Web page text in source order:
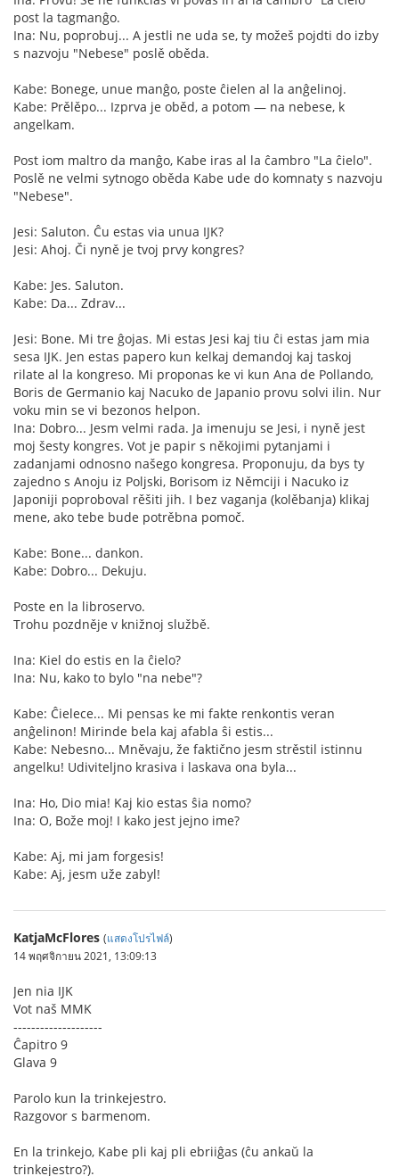
post la tagmanĝo.
Ina: Nu, poprobuj... A jestli ne uda se, ty možeš pojdti do izby
s nazvoju "Nebese" poslě oběda.
Kabe: Bonege, unue manĝo, poste ĉielen al la anĝelinoj.
Kabe: Prělěpo... Izprva je oběd, a potom — na nebese, k
angelkam.
Post iom maltro da manĝo, Kabe iras al la ĉambro "La ĉielo".
Poslě ne velmi sytnogo oběda Kabe ude do komnaty s nazvoju
"Nebese".
Jesi: Saluton. Ĉu estas via unua IJK?
Jesi: Ahoj. Či nyně je tvoj prvy kongres?
Kabe: Jes. Saluton.
Kabe: Da... Zdrav...
Jesi: Bone. Mi tre ĝojas. Mi estas Jesi kaj tiu ĉi estas jam mia
sesa IJK. Jen estas papero kun kelkaj demandoj kaj taskoj
rilate al la kongreso. Mi proponas ke vi kun Ana de Pollando,
Boris de Germanio kaj Nacuko de Japanio provu solvi ilin. Nur
voku min se vi bezonos helpon.
Ina: Dobro... Jesm velmi rada. Ja imenuju se Jesi, i nyně jest
moj šesty kongres. Vot je papir s někojimi pytanjami i
zadanjami odnosno našego kongresa. Proponuju, da bys ty
zajedno s Anoju iz Poljski, Borisom iz Němciji i Nacuko iz
Japoniji poproboval rěšiti jih. I bez vaganja (kolěbanja) klikaj
mene, ako tebe bude potrěbna pomoč.
Kabe: Bone... dankon.
Kabe: Dobro... Dekuju.
Poste en la libroservo.
Trohu pozdněje v knižnoj službě.
Ina: Kiel do estis en la ĉielo?
Ina: Nu, kako to bylo "na nebe"?
Kabe: Ĉielece... Mi pensas ke mi fakte renkontis veran
anĝelinon! Mirinde bela kaj afabla ŝi estis...
Kabe: Nebesno... Mněvaju, že faktično jesm strěstil istinnu
angelku! Udiviteljno krasiva i laskava ona byla...
Ina: Ho, Dio mia! Kaj kio estas ŝia nomo?
Ina: O, Bože moj! I kako jest jejno ime?
Kabe: Aj, mi jam forgesis!
Kabe: Aj, jesm uže zabyl!
KatjaMcFlores (แสดงโปรไฟล์)
14 พฤศจิกายน 2021, 13:09:13
Jen nia IJK
Vot naš MMK
--------------------
Ĉapitro 9
Glava 9
Parolo kun la trinkejestro.
Razgovor s barmenom.
En la trinkejo, Kabe pli kaj pli ebriiĝas (ĉu ankaŭ la
trinkejestro?).